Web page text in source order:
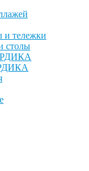
и тележки
столы